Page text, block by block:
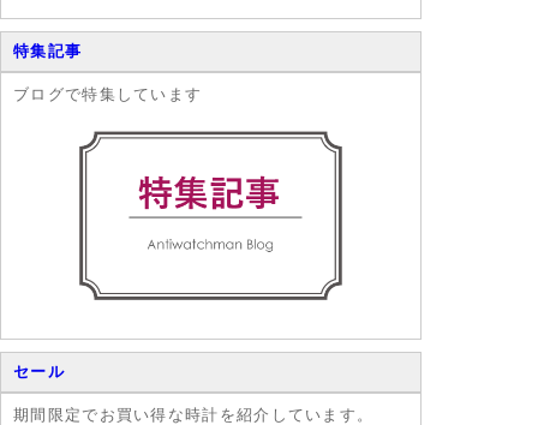
特集記事
ブログで特集しています
セール
期間限定でお買い得な時計を紹介しています。